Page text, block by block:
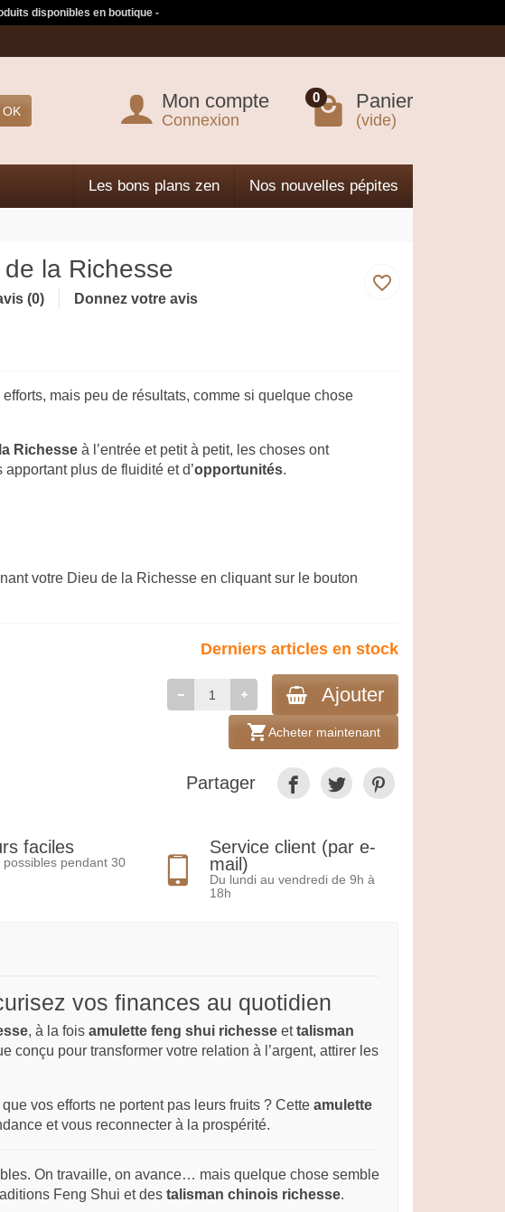
disponibles en boutique -
OK Mon compte
Connexion
0 Panier
(vide)
Les bons plans zen Nos nouvelles pépites
la Richesse favorite_border
(0) Donnez votre avis
mais peu de résultats, comme si quelque chose
Richesse à l’entrée et petit à petit, les choses ont
plus de fluidité et d’opportunités.
votre Dieu de la Richesse en cliquant sur le bouton
Derniers articles en stock
Ajouter
shopping_cartAcheter maintenant
Partager
faciles
possibles pendant 30
Service client (par e-
mail)
Du lundi au vendredi de 9h à
18h
vos finances au quotidien
, à la fois amulette feng shui richesse ettalisman
conçu pour transformer votre relation à l’argent, attirer les
vos efforts ne portent pas leurs fruits ? Cette amulette
et vous reconnecter à la prospérité.
On travaille, on avance… mais quelque chose semble
Feng Shui et des talisman chinois richesse.